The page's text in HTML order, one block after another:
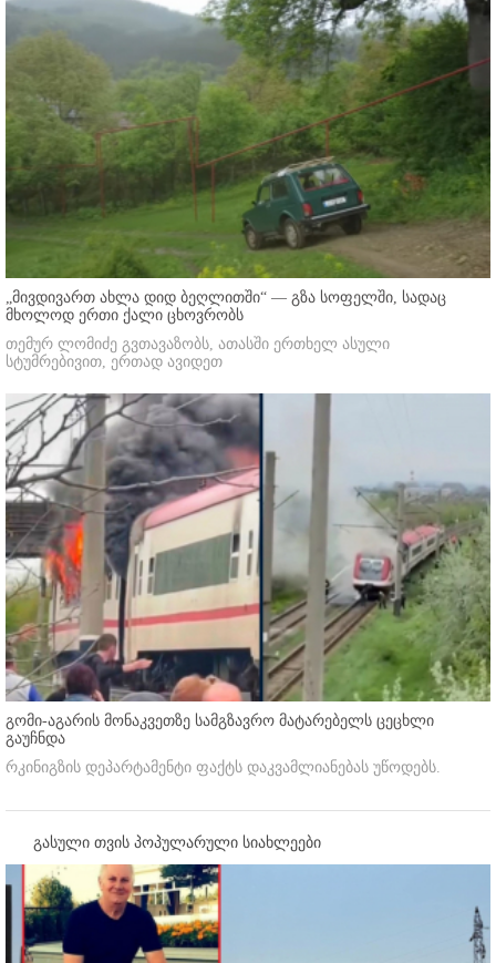
„მივდივართ ახლა დიდ ბეღლითში“ — გზა სოფელში, სადაც
მხოლოდ ერთი ქალი ცხოვრობს
თემურ ლომიძე გვთავაზობს, ათასში ერთხელ ასული
სტუმრებივით, ერთად ავიდეთ
გომი-აგარის მონაკვეთზე სამგზავრო მატარებელს ცეცხლი
გაუჩნდა
რკინიგზის დეპარტამენტი ფაქტს დაკვამლიანებას უწოდებს.
გასული თვის პოპულარული სიახლეები